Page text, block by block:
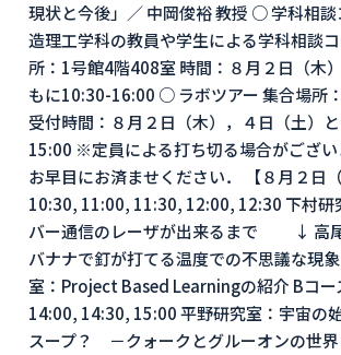
現状と今後」／ 中岡俊裕 教授 ○ 学科相談
造理工学科の教員や学生による学科相談
所：1号館4階408室 時間：８月２日（木
もに10:30-16:00 ○ ラボツアー 集合場所
受付時間：８月２日（木），４日（土）
15:00 ※定員による打ち切る場合がござ
お早目にお済ませください． 【８月２日
10:30, 11:00, 11:30, 12:00, 12:30 下村研
バー通信のレーザが出来るまで ↓ 高尾
バナナで釘が打てる温度での不思議な
室：Project Based Learningの紹介 Bコ
14:00, 14:30, 15:00 平野研究室：宇宙の
スープ？ －クォークとグルーオンの